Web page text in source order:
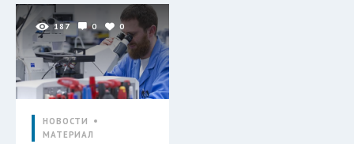
187 0 0
НОВОСТИ
МАТЕРИАЛ